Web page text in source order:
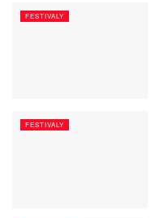
FESTIVALY
FESTIVALY